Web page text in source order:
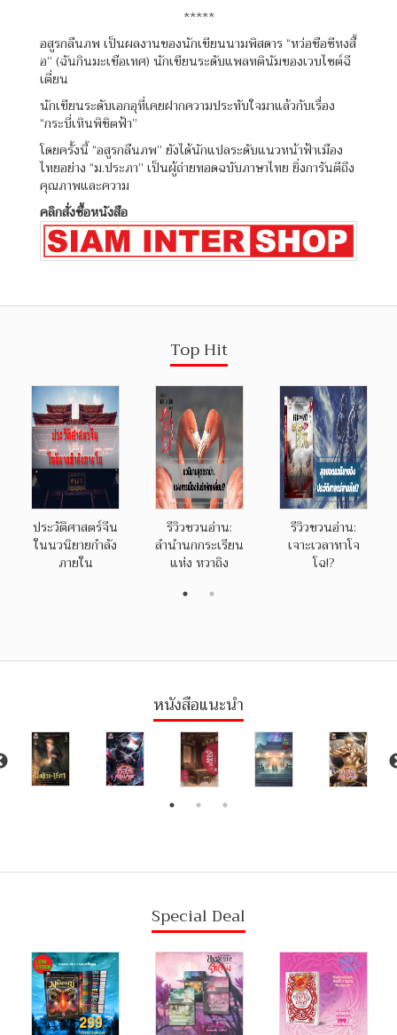
*****
อสูรกลืนภพ เป็นผลงานของนักเขียนนามพิสดาร “หว่อชือซีหงสื้
อ” (ฉันกินมะเขือเทศ) นักเขียนระดับแพลทตินัมของเวบไซต์ฉี
เตี่ยน
นักเขียนระดับเอกอุที่เคยฝากความประทับใจมาแล้วกับเรื่อง
“กระบี่เหินพิชิตฟ้า”
โดยครั้งนี้ “อสูรกลืนภพ” ยังได้นักแปลระดับแนวหน้าฟ้าเมือง
ไทยอย่าง “ม.ประภา” เป็นผู้ถ่ายทอดฉบับภาษาไทย ยิ่งการันตีถึง
คุณภาพและความ
คลิกสั่งซื้อหนังสือ
Top Hit
ประวัติศาสตร์จีน
ในนวนิยายกำลัง
ภายใน
รีวิวชวนอ่าน:
ลำนำนกกระเรียน
แห่ง หวาถิง
รีวิวชวนอ่าน:
เจาะเวลาหาโจ
โฉ!?
หนังสือแนะนำ
Special Deal